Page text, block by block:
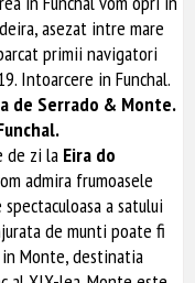
asezat intre mare
primii navigatori
Intoarcere in Funchal.
de Serrado & Monte.
de zi la Eira do
admira frumoasele
a satului
de munti poate fi
Monte, destinatia